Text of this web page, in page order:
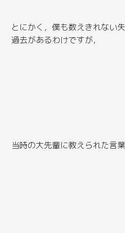
とにかく，僕も数えきれない
過去があるわけですが，
当時の大先輩に教えられた言